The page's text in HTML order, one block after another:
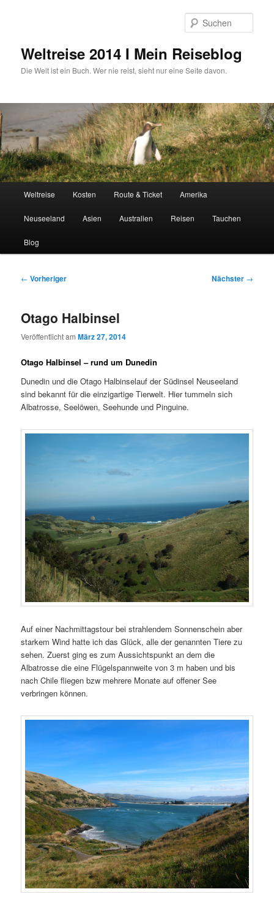
Weltreise 2014 I Mein Reiseblog
Die Welt ist ein Buch. Wer nie reist, sieht nur eine Seite davon.
Weltreise Kosten Route & Ticket Amerika
Neuseeland Asien Australien Reisen Tauchen
Blog
Beitragsnavigation
← Vorheriger Nächster →
Otago Halbinsel
Veröffentlicht amMärz 27, 2014
Otago Halbinsel – rund um Dunedin
Dunedin und die Otago Halbinselauf der Südinsel Neuseeland
sind bekannt für die einzigartige Tierwelt. Hier tummeln sich
Albatrosse, Seelöwen, Seehunde und Pinguine.
Auf einer Nachmittagstour bei strahlendem Sonnenschein aber
starkem Wind hatte ich das Glück, alle der genannten Tiere zu
sehen. Zuerst ging es zum Aussichtspunkt an dem die
Albatrosse die eine Flügelspannweite von 3 m haben und bis
nach Chile fliegen bzw mehrere Monate auf offener See
verbringen können.